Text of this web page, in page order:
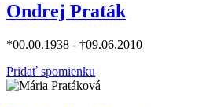
Ondrej Praták
*00.00.1938 - †09.06.2010
Pridať spomienku